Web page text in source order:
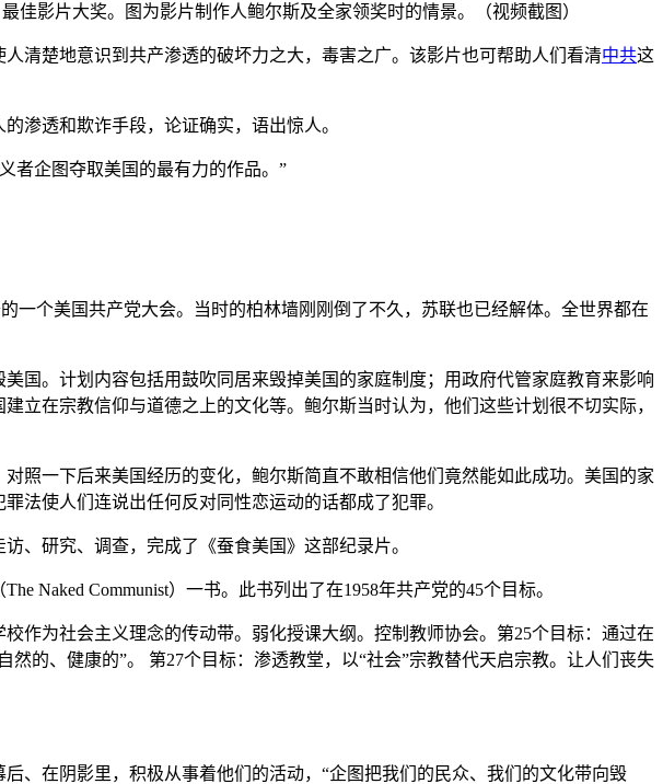
佳影片大奖。图为影片制作人鲍尔斯及全家领奖时的情景。（视频截图）
清楚地意识到共产渗透的破坏力之大，毒害之广。该影片也可帮助人们看清中共这
渗透和欺诈手段，论证确实，语出惊人。
者企图夺取美国的最有力的作品。”
一个美国共产党大会。当时的柏林墙刚刚倒了不久，苏联也已经解体。全世界都在
国。计划内容包括用鼓吹同居来毁掉美国的家庭制度；用政府代管家庭教育来影响
立在宗教信仰与道德之上的文化等。鲍尔斯当时认为，他们这些计划很不切实际，
照一下后来美国经历的变化，鲍尔斯简直不敢相信他们竟然能如此成功。美国的家
法使人们连说出任何反对同性恋运动的话都成了犯罪。
、研究、调查，完成了《蚕食美国》这部纪录片。
Naked Communist）一书。此书列出了在1958年共产党的45个目标。
作为社会主义理念的传动带。弱化授课大纲。控制教师协会。第25个目标：通过在
的、健康的”。 第27个目标：渗透教堂，以“社会”宗教替代天启宗教。让人们丧失
、在阴影里，积极从事着他们的活动，“企图把我们的民众、我们的文化带向毁